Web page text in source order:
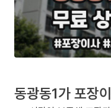
동광동1가 포장